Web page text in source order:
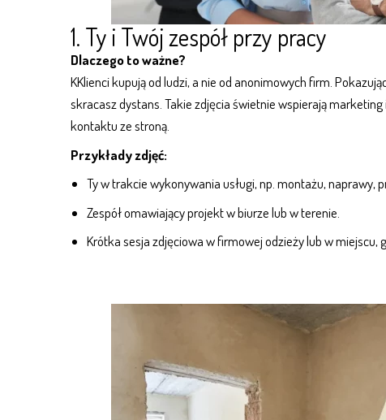
1. Ty i Twój zespół przy pracy
Dlaczego to ważne?
KKlienci kupują od ludzi, a nie od anonimowych firm.
skracasz dystans. Takie zdjęcia świetnie wspierająmarketing
kontaktu ze stroną.
Przykłady zdjęć:
Ty w trakcie wykonywania usługi, np. montażu, naprawy,
Zespół omawiający projekt w biurze lub w terenie.
Krótka sesja zdjęciowa w firmowej odzieży lub w miejscu,